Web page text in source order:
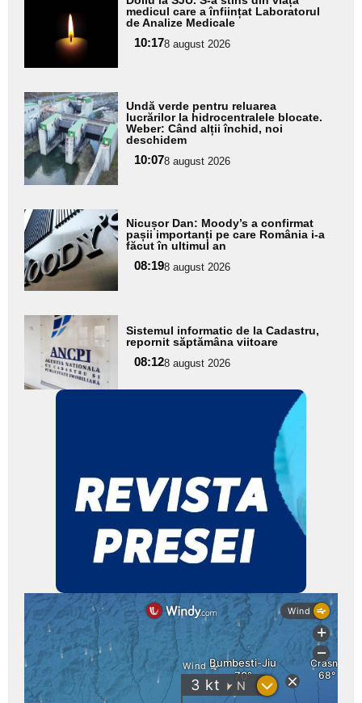
aici textul
pentru
subtitlu
medicul care a înființat Laboratorul
de Analize Medicale
10:178 august 2026
Adaugă
aici textul
pentru
subtitlu
Undă verde pentru reluarea
lucrărilor la hidrocentralele blocate.
Weber: Când alții închid, noi
deschidem
10:078 august 2026
Adaugă
aici textul
pentru
subtitlu
Nicușor Dan: Moody’s a confirmat
pașii importanți pe care România i-a
făcut în ultimul an
08:198 august 2026
Adaugă
aici textul
pentru
subtitlu
Sistemul informatic de la Cadastru,
repornit săptămâna viitoare
08:128 august 2026